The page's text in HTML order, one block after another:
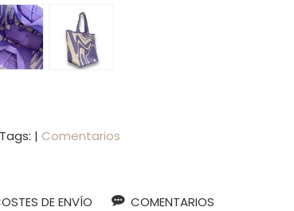
Tags: | Comentarios
DE ENVÍO COMENTARIOS